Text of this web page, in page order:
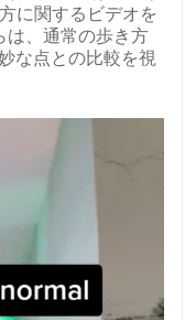
に関するビデオを
は、通常の歩き方
な点との比較を視